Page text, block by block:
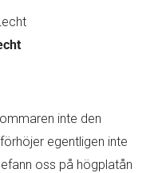
inte den
egentligen inte
oss på högplatån